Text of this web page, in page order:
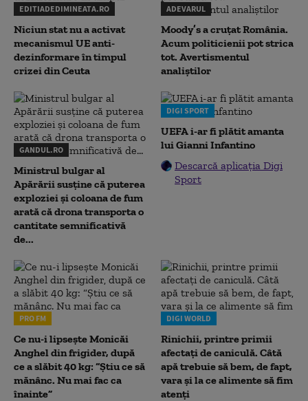
EDITIADEDIMINEATA.RO
Niciun stat nu a activat
mecanismul UE anti-
dezinformare în timpul
crizei din Ceuta
ADEVARUL
Moody’s a cruțat România.
Acum politicienii pot strica
tot. Avertismentul
analiștilor
GANDUL.RO
Ministrul bulgar al
Apărării susține că puterea
exploziei și coloana de fum
arată că drona transporta o
cantitate semnificativă
de...
DIGI SPORT
UEFA i-ar fi plătit amanta
lui Gianni Infantino
Descarcă aplicația Digi
Sport
PRO FM
Ce nu-i lipsește Monicăi
Anghel din frigider, după
ce a slăbit 40 kg: “Știu ce să
mănânc. Nu mai fac ca
înainte”
DIGI WORLD
Rinichii, printre primii
afectați de caniculă. Câtă
apă trebuie să bem, de fapt,
vara și la ce alimente să fim
atenți